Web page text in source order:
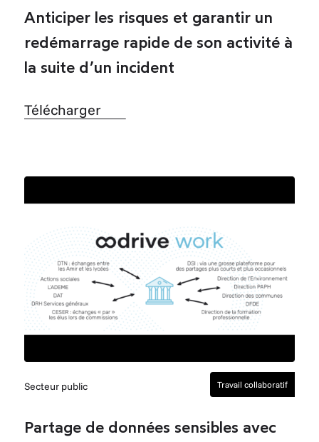
Anticiper les risques et garantir un
redémarrage rapide de son activité à
la suite d’un incident
Télécharger
Secteur public Travail collaboratif
Partage de données sensibles avec